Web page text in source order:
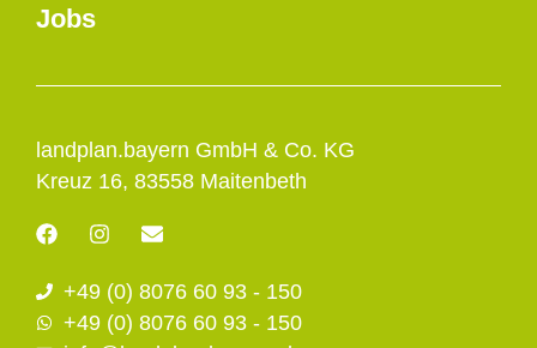
landplan.bayern GmbH & Co. KG
Kreuz 16, 83558 Maitenbeth
F
a
e
b
o
I
n
t
a
g
E
e
l
o
+49 (0) 8076 60 93 - 150
+49 (0) 8076 60 93 - 150
Jobs